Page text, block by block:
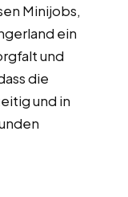
Minijobs,
ein
und
die
und in